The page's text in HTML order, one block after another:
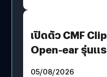
เปิดตัว CMF
Open-ear รุ่นแ
05/08/2026